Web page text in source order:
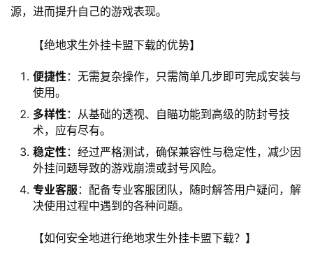
源，进而提升自己的游戏表现。
【绝地求生外挂卡盟下载的优势】
便捷性：无需复杂操作，只需简单几步即可完成安装与
使用。
多样性：从基础的透视、自瞄功能到高级的防封号技
术，应有尽有。
稳定性：经过严格测试，确保兼容性与稳定性，减少因
外挂问题导致的游戏崩溃或封号风险。
专业客服：配备专业客服团队，随时解答用户疑问，解
决使用过程中遇到的各种问题。
【如何安全地进行绝地求生外挂卡盟下载？】